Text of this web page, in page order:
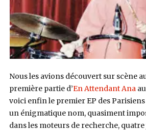
Nous les avions découvert sur scène
première partie d’En Attendant Anaau
voici enfin le premier EP des Parisiens
un énigmatique nom, quasiment
dans les moteurs de recherche,